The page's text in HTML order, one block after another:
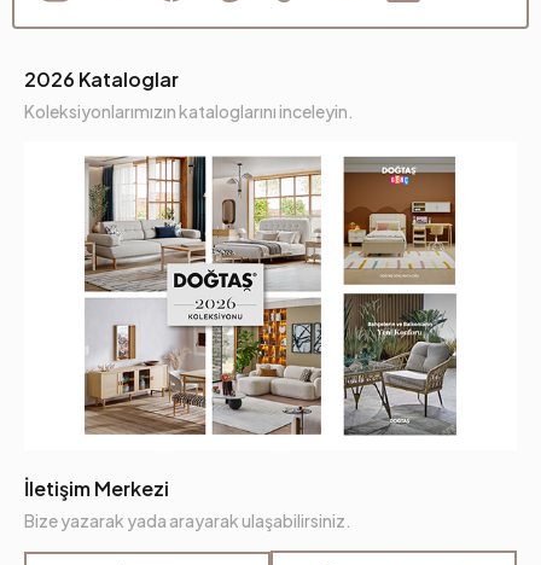
2026 Kataloglar
Koleksiyonlarımızın kataloglarını inceleyin.
İletişim Merkezi
Bize yazarak yada arayarak ulaşabilirsiniz.